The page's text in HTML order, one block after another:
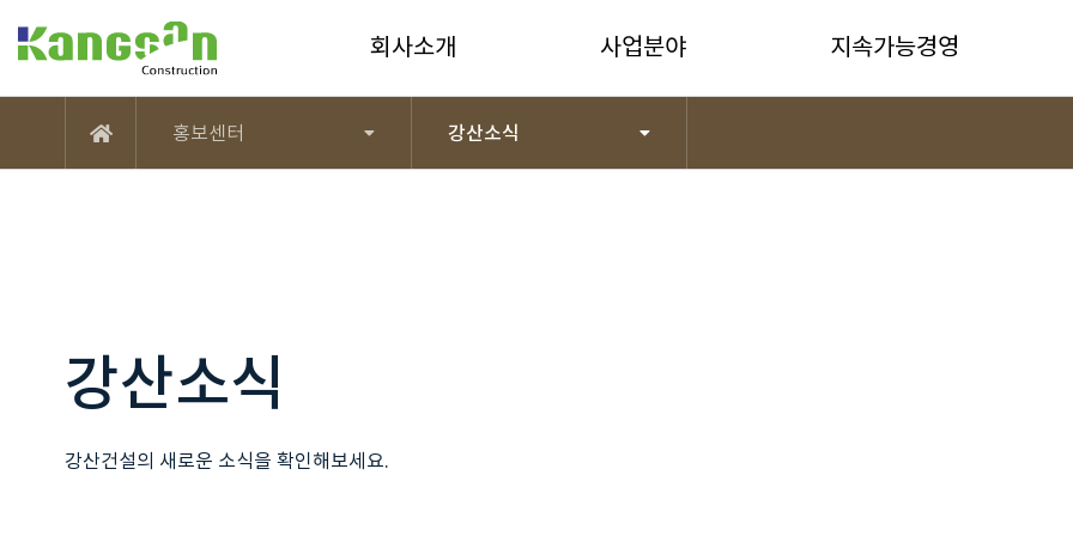
강산건설(주)
회사소개 사업분야 지속가능경영
메인 홍보센터 강산소식
강산소식
강산건설의 새로운 소식을 확인해보세요.